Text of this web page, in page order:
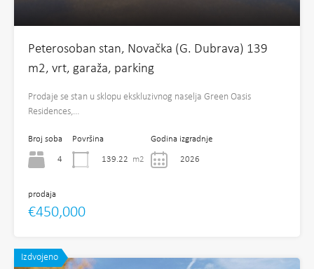
Peterosoban stan, Novačka (G. Dubrava) 139
m2, vrt, garaža, parking
Prodaje se stan u sklopu ekskluzivnog naselja Green Oasis
Residences,…
Broj soba
4
Površina
139.22 m2
Godina izgradnje
2026
prodaja
€450,000
Izdvojeno